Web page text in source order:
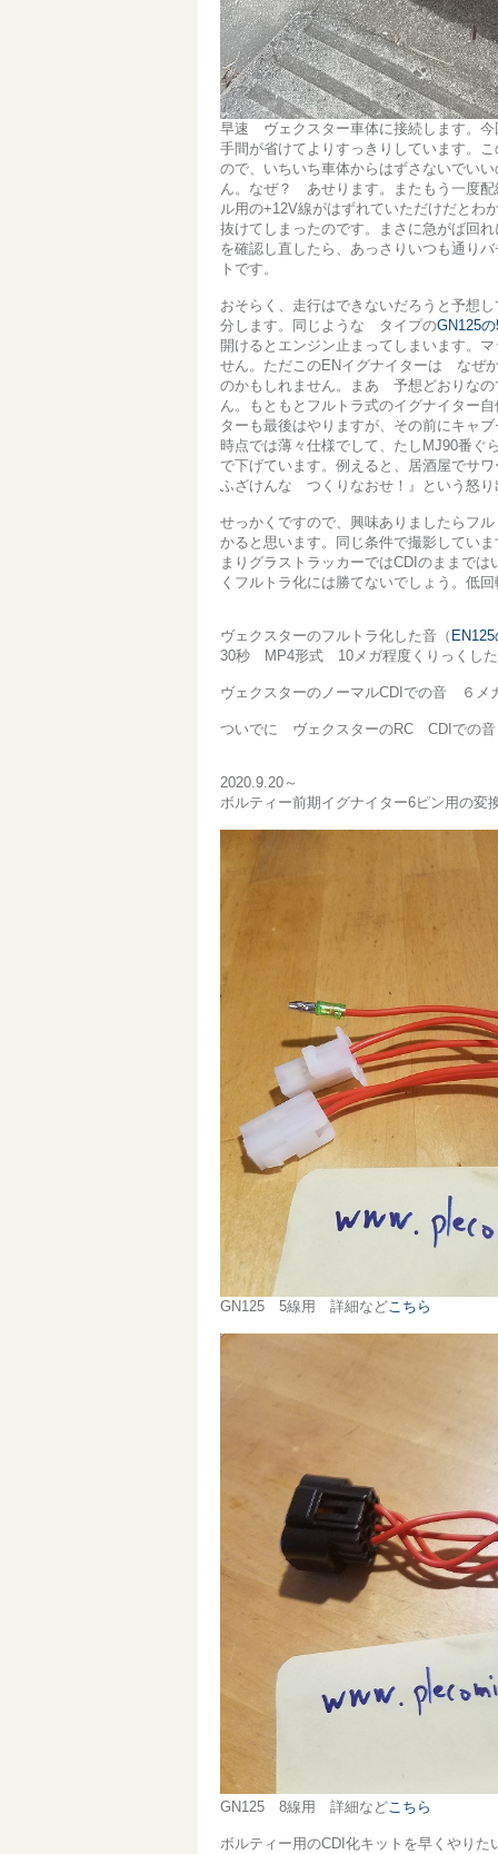
早速 ヴェクスター車体に接続します。今
手間が省けてよりすっきりしています。
ので、いちいち車体からはずさないでい
ん。なぜ？ あせります。またもう一度
ル用の+12V線がはずれていただけだとわ
抜けてしまったのです。まさに急がば回
を確認し直したら、あっさりいつも通り
トです。
おそらく、走行はできないだろうと予想
分します。同じような タイプのGN125
開けるとエンジン止まってしまいます。
せん。ただこのENイグナイターは なぜ
のかもしれません。まあ 予想どおりなの
ん。もともとフルトラ式のイグナイター
ターも最後はやりますが、その前にキャ
時点では薄々仕様でして、たしMJ90番ぐ
で下げています。例えると、居酒屋でサ
ふざけんな つくりなおせ！』という怒り
せっかくですので、興味ありましたらフ
かると思います。同じ条件で撮影してい
まりグラストラッカーではCDIのままで
くフルトラ化には勝てないでしょう。低
ヴェクスターのフルトラ化した音（
30秒 MP4形式 10メガ程度くりっくし
ヴェクスターのノーマルCDIでの音 ６
ついでに ヴェクスターのRC CDIでの
2020.9.20～
ボルティー前期イグナイター6ピン用の変
GN125 5線用 詳細などこちら
GN125 8線用 詳細などこちら
ボルティー用のCDI化キットを早くやり